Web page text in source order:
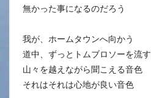
無かった事になるのだろう
我が、ホームタウンへ向かう
道中、ずっとトムブロソーを流す
山々を越えながら聞こえる音色
それはそれは心地が良い音色